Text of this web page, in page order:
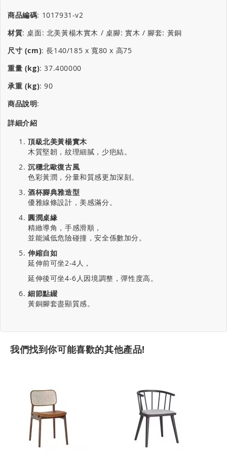
商品編碼: 1017931-v2
材質:桌面: 北美黃楊木實木 / 桌腳: 實木 / 腳套: 黃銅
尺寸 (cm):長140/185 x 寬80 x 高75
重量 (kg):37.400000
承重 (kg):90
商品說明:
詳細介紹
頂級北美黃楊實木
木質堅韌，紋理細膩，少疤結。
沉穩北歐復古風
色彩黃潤，分量和質感更加深刻。
酒杯腳典雅造型
優雅線條設計，美感滿分。
圓潤桌緣
精緻導角，手感滑順，
並能減低危險碰撞，安全係數加分。
伸縮自如
延伸前可坐2-4人，
延伸後可坐4-6人因境調整，彈性度高。
細節點綴
黃銅腳套盡顯質感。
我們找到你可能喜歡的其他產品!